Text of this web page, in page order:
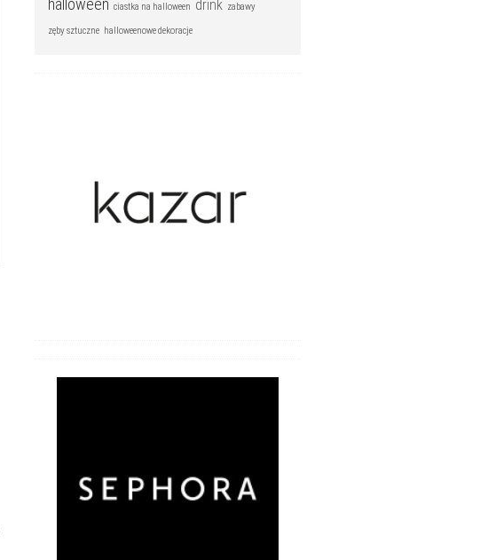
halloween ciastka na halloween drink zabawy
zęby sztuczne halloweenowe dekoracje